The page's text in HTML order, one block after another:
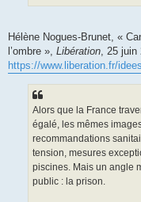
Hélène Nogues-Brunet, «
l’ombre », Libération, 25 juin
https://www.liberation.fr/
Alors que la France
égalé, les mêmes
recommandations
tension, mesures
piscines. Mais un angle
public : la prison.